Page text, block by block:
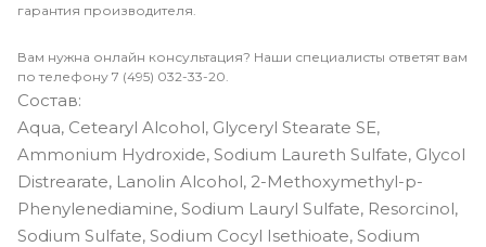
гарантия производителя.
Вам нужна онлайн консультация? Наши специалисты ответят вам
по телефону 7 (495) 032-33-20.
Состав:
Aqua, Cetearyl Alcohol, Glyceryl Stearate SE,
Ammonium Hydroxide, Sodium Laureth Sulfate, Glycol
Distrearate, Lanolin Alcohol, 2-Methoxymethyl-p-
Phenylenediamine, Sodium Lauryl Sulfate, Resorcinol,
Sodium Sulfate, Sodium Cocyl Isethioate, Sodium